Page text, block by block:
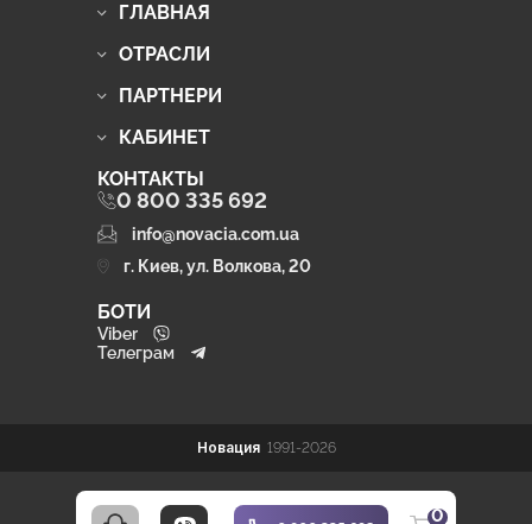
0
ГЛАВНАЯ
ОТРАСЛИ
ПАРТНЕРИ
КАБИНЕТ
КОНТАКТЫ
0 800 335 692
info@novacia.com.ua
г. Киев, ул. Волкова, 20
БОТИ
Viber
Телеграм
Новация 1991-2026